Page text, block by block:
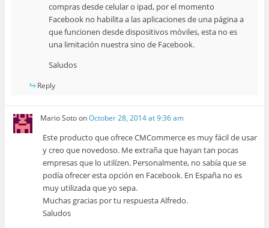
compras desde celular o ipad, por el momento
Facebook no habilita a las aplicaciones de una página a
que funcionen desde dispositivos móviles, esta no es
una limitación nuestra sino de Facebook.
Saludos
Reply
Mario SotoonOctober 28, 2014 at 9:36 am
Este producto que ofrece CMCommerce es muy fácil de usar
y creo que novedoso. Me extraña que hayan tan pocas
empresas que lo utilízen. Personalmente, no sabía que se
podía ofrecer esta opción en Facebook. En España no es
muy utilizada que yo sepa.
Muchas gracias por tu respuesta Alfredo.
Saludos